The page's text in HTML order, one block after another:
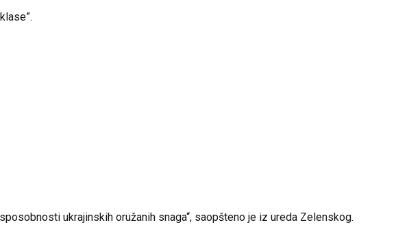
ukrajinskih oružanih snaga“, saopšteno je iz ureda Zelenskog.